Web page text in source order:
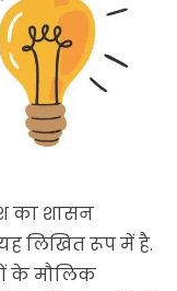
का शासन
लिखित रूप में है.
के मौलिक